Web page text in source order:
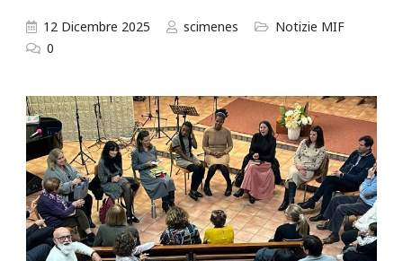
12 Dicembre 2025 scimenes
Notizie MIF
0